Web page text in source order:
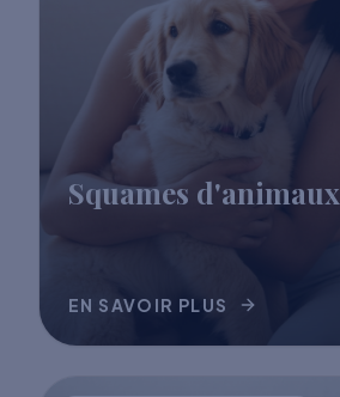
Squames d'animaux
EN SAVOIR PLUS